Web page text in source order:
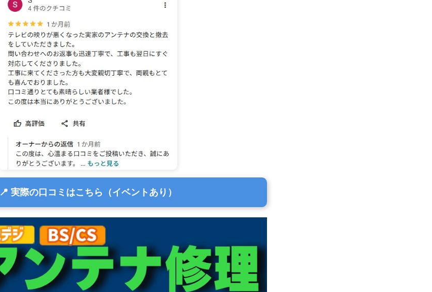
📍 実際の口コミはこちら（イベントあり）